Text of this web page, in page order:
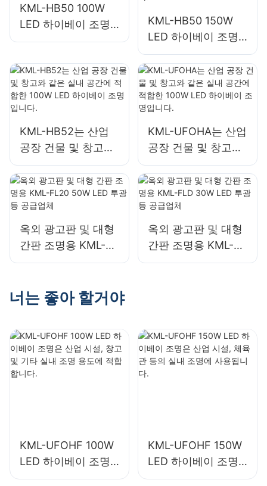
KML-HB50 100W
LED 하이베이 조명
은 공장, 창고 등의
합합니다.
KML-HB50 150W
LED 하이베이 조명
은 수리 작업장이나
창고와 같은 실내 공
간에 적합합니다.
KML-HB52는 산업
공장 건물 및 창고와
같은 실내 공간에 적
합한 100W LED 하
이베이 조명입니다.
KML-UFOHA는 산업
공장 건물 및 창고와
같은 실내 공간에 적
합한 100W LED 하
이베이 조명입니다.
옥외 광고판 및 대형
간판 조명용 KML-
FL20 50W LED 투광
옥외 광고판 및 대형
간판 조명용 KML-
FLD 30W LED 투광
너는 좋아 할거야
KML-UFOHF 100W
LED 하이베이 조명
은 산업 시설, 창고
KML-UFOHF 150W
LED 하이베이 조명
은 산업 시설, 체육관